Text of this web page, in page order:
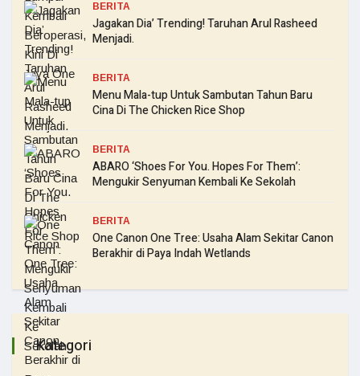
BERITA
Jagakan Dia’ Trending! Taruhan Arul Rasheed
Menjadi.
BERITA
Menu Mala-tup Untuk Sambutan Tahun Baru
Cina Di The Chicken Rice Shop
BERITA
ABARO ‘Shoes For You. Hopes For Them’:
Mengukir Senyuman Kembali Ke Sekolah
BERITA
One Canon One Tree: Usaha Alam Sekitar Canon
Berakhir di Paya Indah Wetlands
Kategori